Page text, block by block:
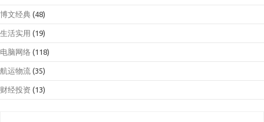
博文经典 (48)
生活实用 (19)
电脑网络 (118)
航运物流 (35)
财经投资 (13)